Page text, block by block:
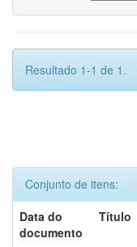
Resultado 1-1 de 1.
Conjunto de itens:
Data do
documento
Título